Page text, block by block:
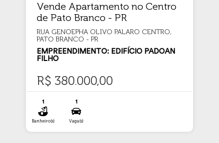
Vende Apartamento no Centro
de Pato Branco - PR
RUA GENOEPHA OLIVO PALARO CENTRO,
PATO BRANCO - PR
EMPREENDIMENTO: EDIFÍCIO PADOAN
FILHO
R$ 380.000,00
1
Banheiro(s)
1
Vaga(s)